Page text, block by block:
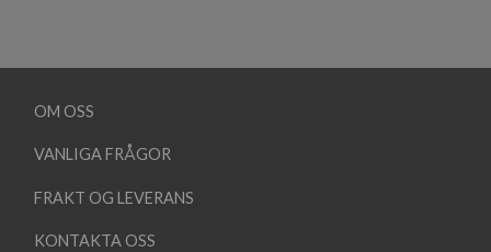
OM OSS
VANLIGA FRÅGOR
FRAKT OG LEVERANS
KONTAKTA OSS